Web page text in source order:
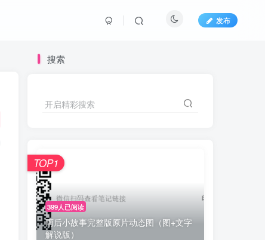
发布
搜索
开启精彩搜索
399人已阅读
雨后小故事完整版原片动态图（图+文字
解说版）
TOP1